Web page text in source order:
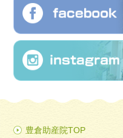
豊倉助産院TOP